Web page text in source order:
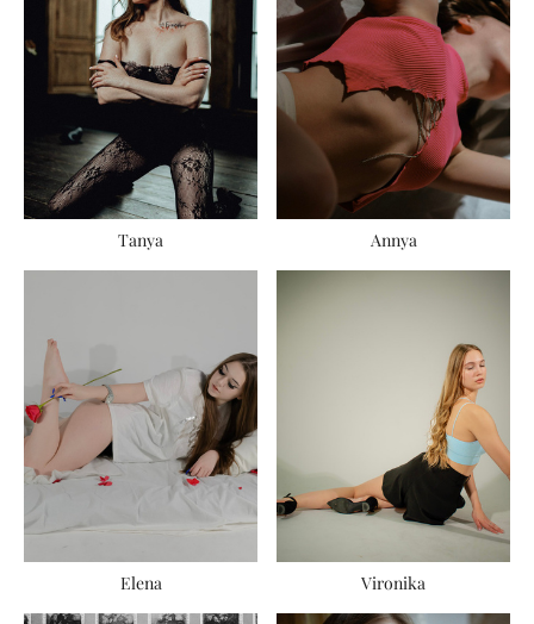
Tanya Annya
Elena Vironika